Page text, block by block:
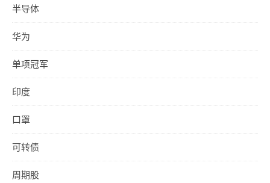
半导体
华为
单项冠军
印度
口罩
可转债
周期股